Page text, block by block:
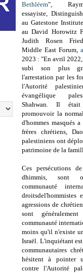
Bethléem",
essayiste,
au Gatestone
au David Horowitz
Judith Rosen
Middle East Forum,
2023 :"En avril
subi son plus
l'arrestation par les
l'Autorité
évangélique
Shahwan. Il
promouvoir la
d'hommes masqués
frères chrétiens,
palestiniens ont
patrimoine de la
Ces persécutions
dhimmis, sont
communauté
droitsdel'hommistes
agressions de
sont
communauté
moins qu'il n'existe
Israël. L'inquiétant
communautaires
hésitent à pointer
contre l'Autorité